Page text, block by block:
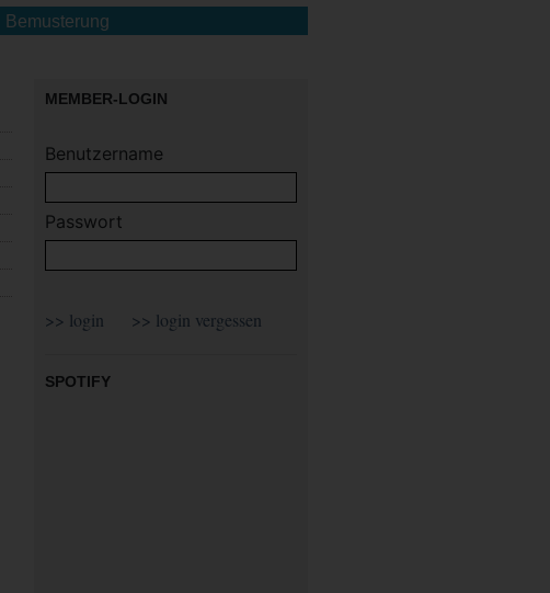
Bemusterung
MEMBER-LOGIN
Benutzername
Passwort
SPOTIFY